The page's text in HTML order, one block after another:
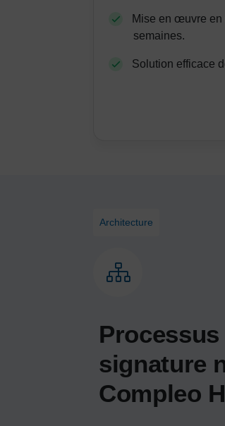
Mise en œuvre en
semaines.
Solution efficace
Architecture
signature
Compleo